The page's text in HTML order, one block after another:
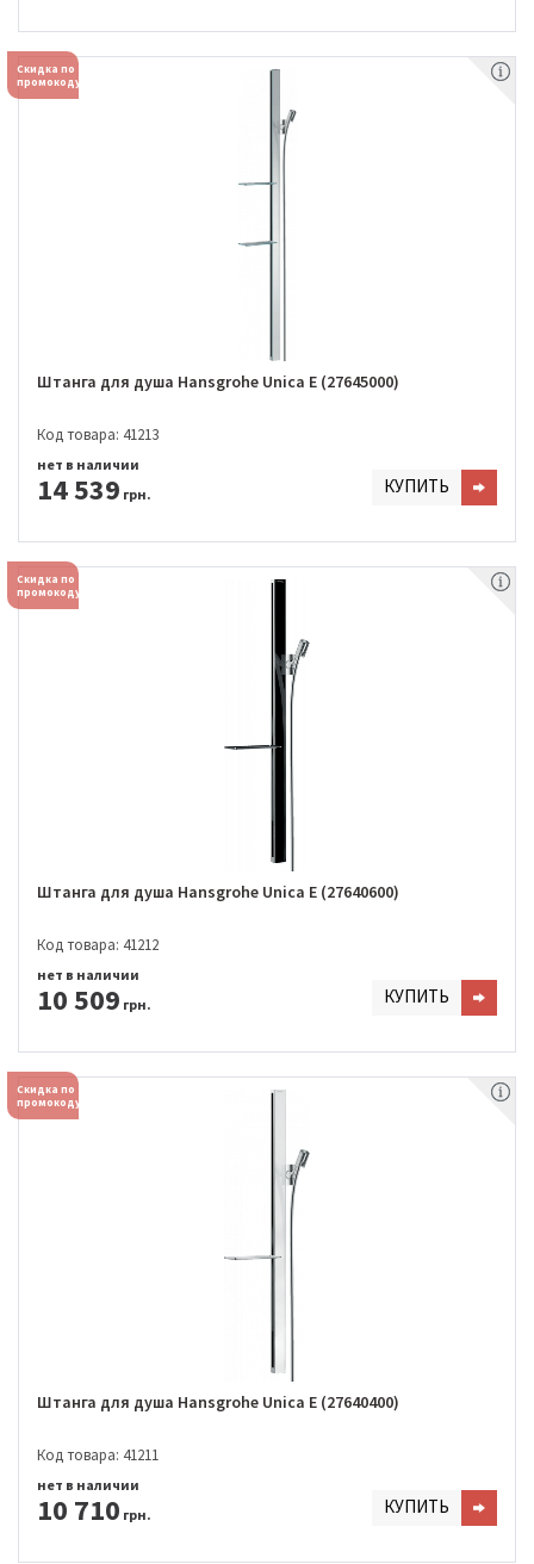
Скидка по
промокоду
Штанга для душа Hansgrohe Unica E (27645000)
Код товара: 41213
14 539 грн.
нет в наличии
КУПИТЬ
Скидка по
промокоду
Штанга для душа Hansgrohe Unica E (27640600)
Код товара: 41212
10 509 грн.
нет в наличии
КУПИТЬ
Скидка по
промокоду
Штанга для душа Hansgrohe Unica E (27640400)
Код товара: 41211
10 710 грн.
нет в наличии
КУПИТЬ